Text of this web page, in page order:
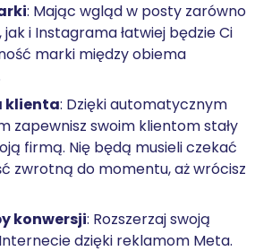
: Mając wgląd w posty zarówno
i Instagrama łatwiej będzie Ci
marki między obiema
klienta: Dzięki automatycznym
zapewnisz swoim klientom stały
firmą. Nię będą musieli czekać
zwrotną do momentu, aż wrócisz
konwersji: Rozszerzaj swoją
dzięki reklamom Meta.